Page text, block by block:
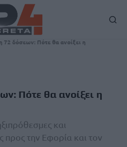
72 δόσεων: Πότε θα ανοίξει η
Πότε θα ανοίξει η
και
προς την Εφορία και τον